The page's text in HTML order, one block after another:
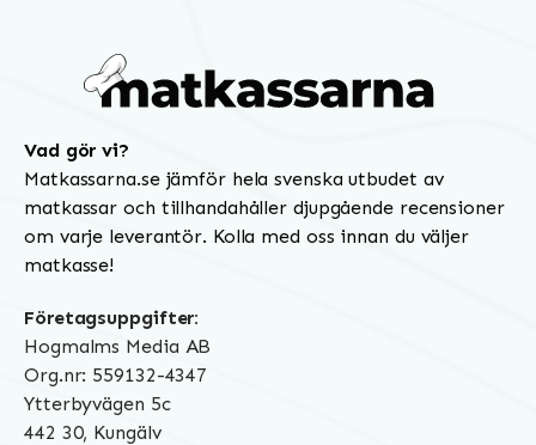
Vad gör vi?
Matkassarna.se jämför hela svenska utbudet av
matkassar och tillhandahåller djupgående recensioner
om varje leverantör. Kolla med oss innan du väljer
matkasse!
Företagsuppgifter:
Hogmalms Media AB
Org.nr: 559132-4347
Ytterbyvägen 5c
442 30, Kungälv